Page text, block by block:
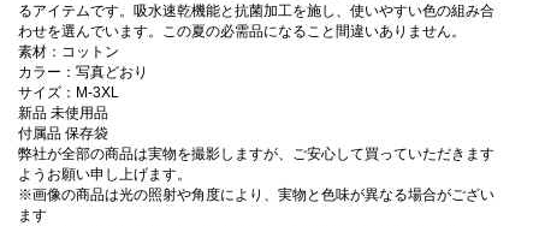
るアイテムです。吸水速乾機能と抗菌加工を施し、使いやすい色の組み合
わせを選んでいます。この夏の必需品になること間違いありません。
素材：コットン
カラー：写真どおり
サイズ：M-3XL
新品 未使用品
付属品 保存袋
弊社が全部の商品は実物を撮影しますが、ご安心して買っていただきます
ようお願い申し上げます。
※画像の商品は光の照射や角度により、実物と色味が異なる場合がござい
ます